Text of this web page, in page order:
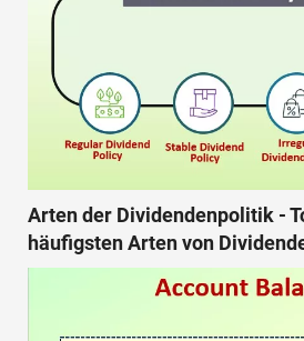
Arten der Dividendenpolitik -
häufigsten Arten von